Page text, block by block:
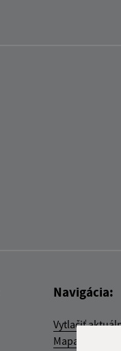
Navigácia:
Vytlačiť
Mapa stránok